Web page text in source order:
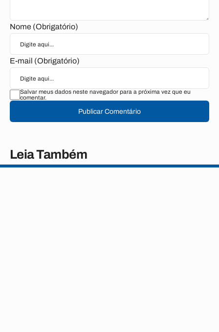
Nome (Obrigatório)
E-mail (Obrigatório)
Salvar meus dados neste navegador para a próxima vez que eu
comentar.
Publicar Comentário
Leia Também